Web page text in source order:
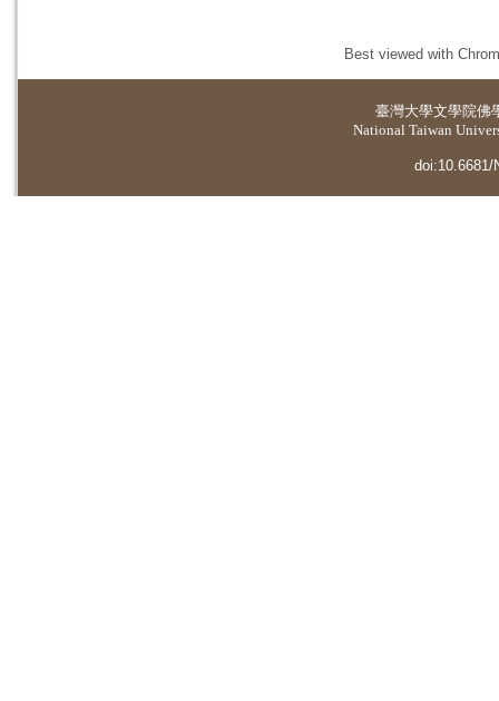
Best viewed with
臺灣大學文學院佛
National Taiwan
doi:10.6681/